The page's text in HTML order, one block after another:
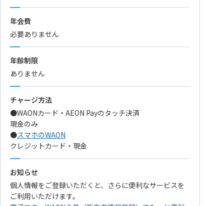
年会費
必要ありません
年齢制限
ありません
チャージ方法
●WAONカード・AEON Payのタッチ決済
現金のみ
●スマホのWAON
クレジットカード・現金
お知らせ
個人情報をご登録いただくと、さらに便利なサービスを
ご利用いただけます。